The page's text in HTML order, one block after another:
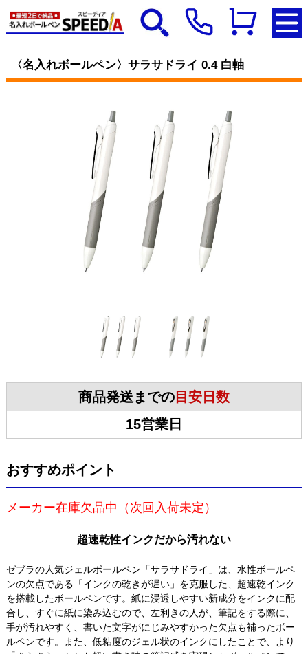
〈名入れボールペン〉サラサドライ 0.4 白軸
商品発送までの 目安日数
15営業日
おすすめポイント
メーカー在庫欠品中（次回入荷未定）
超速乾性インクだから汚れない
ゼブラの人気ジェルボールペン「サラサドライ」は、水性ボールペ
ンの欠点である「インクの乾きが遅い」を克服した、超速乾インク
を搭載したボールペンです。紙に浸透しやすい新成分をインクに配
合し、すぐに紙に染み込むので、左利きの人が、筆記をする際に、
手が汚れやすく、書いた文字がにじみやすかった欠点も補ったボー
ルペンです。また、低粘度のジェル状のインクにしたことで、より